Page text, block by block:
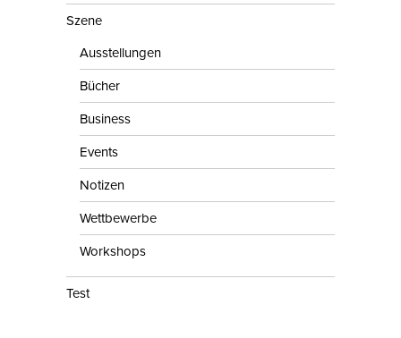
Szene
Ausstellungen
Bücher
Business
Events
Notizen
Wettbewerbe
Workshops
Test